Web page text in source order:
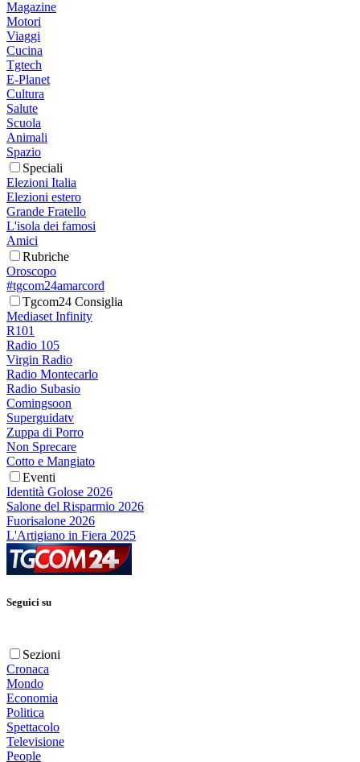
Magazine
Motori
Viaggi
Cucina
Tgtech
E-Planet
Cultura
Salute
Scuola
Animali
Spazio
Speciali
Elezioni Italia
Elezioni estero
Grande Fratello
L'isola dei famosi
Amici
Rubriche
Oroscopo
#tgcom24amarcord
Tgcom24 Consiglia
Mediaset Infinity
R101
Radio 105
Virgin Radio
Radio Montecarlo
Radio Subasio
Comingsoon
Superguidatv
Zuppa di Porro
Non Sprecare
Cotto e Mangiato
Eventi
Identità Golose 2026
Salone del Risparmio 2026
Fuorisalone 2026
L'Artigiano in Fiera 2025
Seguici su
Sezioni
Cronaca
Mondo
Economia
Politica
Spettacolo
Televisione
People